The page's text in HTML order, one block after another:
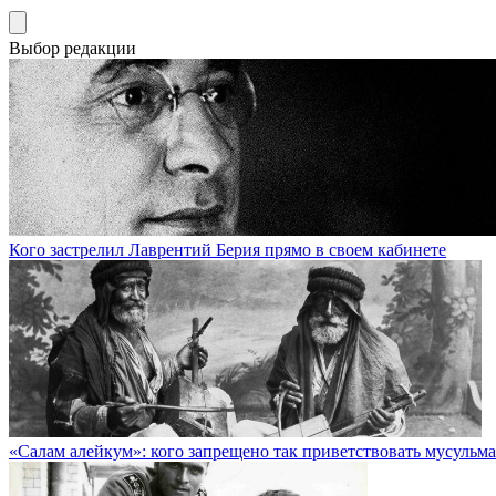
Выбор редакции
Кого застрелил Лаврентий Берия прямо в своем кабинете
«Салам алейкум»: кого запрещено так приветствовать